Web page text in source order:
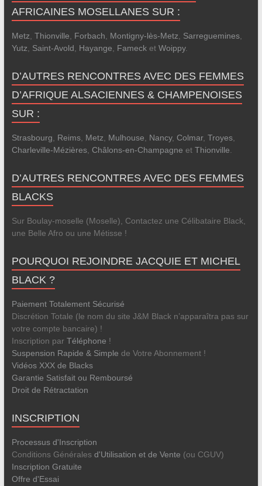
AFRICAINES MOSELLANES SUR :
Metz, Thionville, Forbach, Montigny-lès-Metz, Sarreguemines,
Yutz, Saint-Avold, Hayange, Famecket Woippy.
D’AUTRES RENCONTRES AVEC DES FEMMES
D’AFRIQUE ALSACIENNES & CHAMPENOISES
SUR :
Strasbourg, Reims, Metz, Mulhouse, Nancy, Colmar, Troyes,
Charleville-Mézières, Châlons-en-Champagne et Thionville.
D’AUTRES RENCONTRES AVEC DES FEMMES
BLACKS
Sur Boulay-moselle (Moselle), Contactez une Célibataire Black,
une Belle Afro ou une Métisse !
POURQUOI REJOINDRE JACQUIE ET MICHEL
BLACK ?
Paiement Totalement Sécurisé
Discrétion Totale (le nom du site J&M Black n’apparaîtra pas sur
votre compte bancaire) !
Inscription par Téléphone !
Suspension Rapide & Simple de Votre Abonnement !
Vidéos XXX de Blacks
Garantie Satisfait ou Remboursé
Droit de Rétractation
INSCRIPTION
Processus d'Inscription
Conditions Générales d'Utilisation et de Vente (ou CGUV)
Inscription Gratuite
Offre d'Essai